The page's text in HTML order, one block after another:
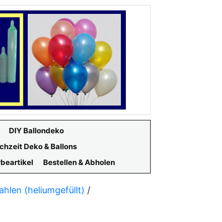
DIY Ballondeko
Deko & Ballons
Bestellen & Abholen
(heliumgefüllt) /